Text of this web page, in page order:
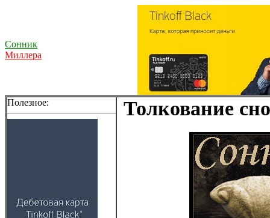
Сонник
Миллера
Полезное: Толкование